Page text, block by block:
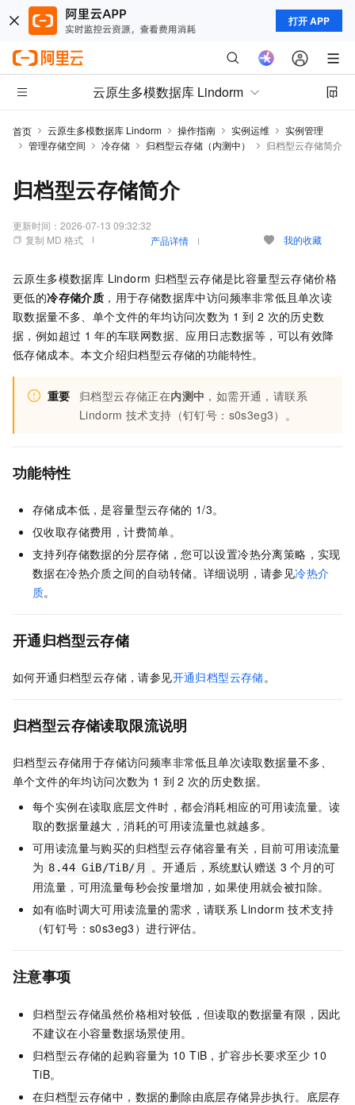
打开 APP
云原生多模数据库 Lindorm
首页 云原生多模数据库 Lindorm 操作指南 实例运维
实例管理
管理存储空间
冷存储 归档型云存储（内测中） 归档型云存储简介
归档型云存储简介
更新时间： 2026-07-13 09:32:32
复制 MD 格式
产品详情 我的收藏
云原生多模数据库 Lindorm 归档型云存储是比容量型云存储价格
更低的冷存储介质 ，用于存储数据库中访问频率非常低且单次读
取数据量不多、单个文件的年均访问次数为 1 到 2 次的历史数
据，例如超过 1 年的车联网数据、应用日志数据等，可以有效降
低存储成本。本文介绍归档型云存储的功能特性。
重要 归档型云存储正在内测中 ，如需开通，请联系
Lindorm 技术支持（钉钉号：s0s3eg3）。
功能特性
存储成本低，是容量型云存储的 1/3。
仅收取存储费用，计费简单。
支持列存储数据的分层存储，您可以设置冷热分离策略，实现
数据在冷热介质之间的自动转储。详细说明，请参见冷热介
质。
开通归档型云存储
如何开通归档型云存储，请参见开通归档型云存储。
归档型云存储读取限流说明
归档型云存储用于存储访问频率非常低且单次读取数据量不多、
单个文件的年均访问次数为 1 到 2 次的历史数据。
每个实例在读取底层文件时，都会消耗相应的可用读流量。读
取的数据量越大，消耗的可用读流量也就越多。
可用读流量与购买的归档型云存储容量有关，目前可用读流量
为 8.44 GiB/TiB/月 。开通后，系统默认赠送 3 个月的可
用流量，可用流量每秒会按量增加，如果使用就会被扣除。
如有临时调大可用读流量的需求，请联系 Lindorm 技术支持
（钉钉号：s0s3eg3）进行评估。
注意事项
归档型云存储虽然价格相对较低，但读取的数据量有限，因此
不建议在小容量数据场景使用。
归档型云存储的起购容量为 10 TiB，扩容步长要求至少 10
TiB。
在归档型云存储中，数据的删除由底层存储异步执行。底层存